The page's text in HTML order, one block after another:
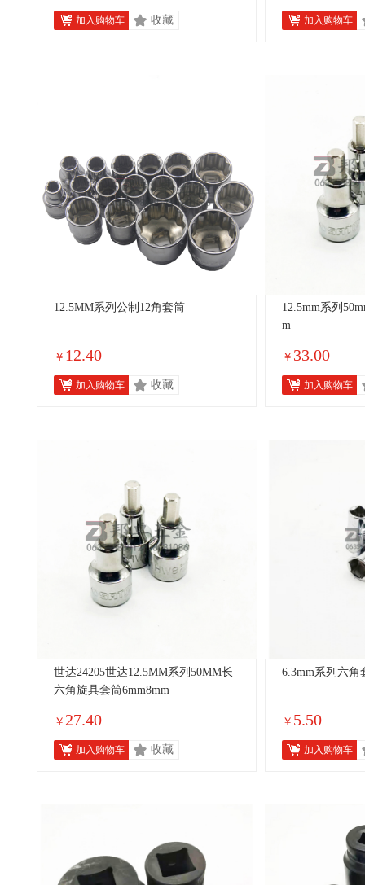
加入购物车 收藏 加入购物车
12.5MM系列公制12角套筒
￥ 12.40
加入购物车 收藏
12.5mm系列
m
￥ 33.00
加入购物车
世达24205世达12.5MM系列50MM长
六角旋具套筒6mm8mm
￥ 27.40
加入购物车 收藏
6.3mm系列六角
￥ 5.50
加入购物车